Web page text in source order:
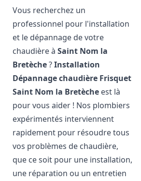
Vous recherchez un
professionnel pour l'installation
et le dépannage de votre
chaudière àSaint Nom la
Bretèche?Installation
Dépannage chaudière Frisquet
Saint Nom la Bretèche est là
pour vous aider ! Nos plombiers
expérimentés interviennent
rapidement pour résoudre tous
vos problèmes de chaudière,
que ce soit pour une installation,
une réparation ou un entretien